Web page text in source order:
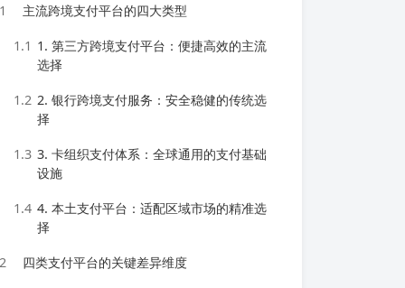
1 主流跨境支付平台的四大类型
1.1 1. 第三方跨境支付平台：便捷高效的主流
选择
1.2 2. 银行跨境支付服务：安全稳健的传统选
择
1.3 3. 卡组织支付体系：全球通用的支付基础
设施
1.4 4. 本土支付平台：适配区域市场的精准选
择
2 四类支付平台的关键差异维度